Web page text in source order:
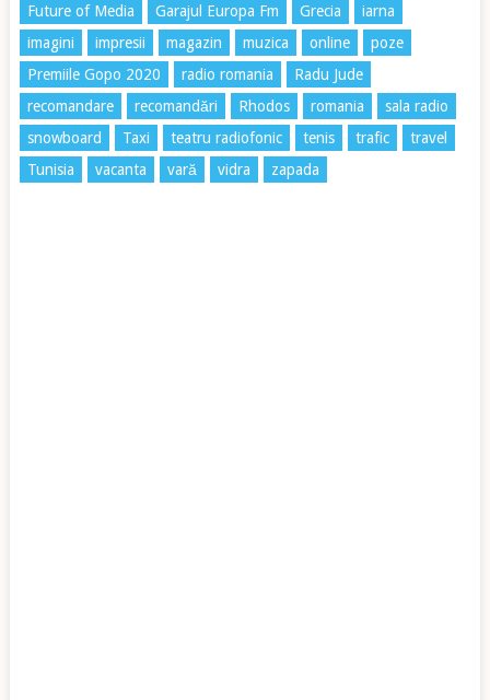
Future of Media
Garajul Europa Fm Grecia
iarna
imagini
impresii magazin muzica online
poze
Premiile Gopo 2020
radio romania
Radu Jude
recomandare
recomandări Rhodos romania
sala radio
snowboard
Taxi teatru radiofonic tenis trafic
travel
Tunisia
vacanta vară vidra zapada